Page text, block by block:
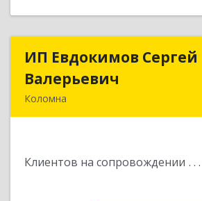
ИП Евдокимов Сергей
Валерьевич
Коломна
Клиентов на сопровождении
ИП